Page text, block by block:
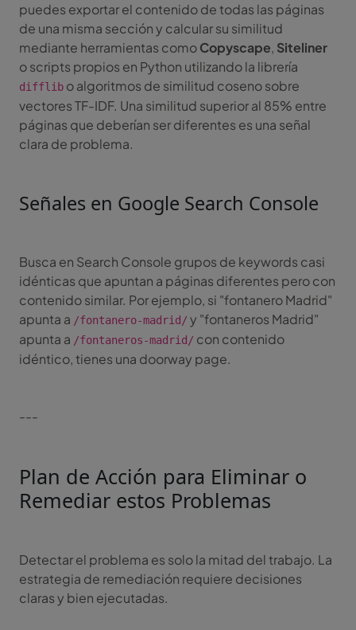
puedes exportar el contenido de todas las páginas
de una misma sección y calcular su similitud
mediante herramientas comoCopyscape, Siteliner
o scripts propios en Python utilizando la librería
difflib o algoritmos de similitud coseno sobre
vectores TF-IDF. Una similitud superior al 85% entre
páginas que deberían ser diferentes es una señal
clara de problema.
Señales en Google Search Console
Busca en Search Console grupos de keywords casi
idénticas que apuntan a páginas diferentes pero con
contenido similar. Por ejemplo, si "fontanero Madrid"
apunta a /fontanero-madrid/ y "fontaneros Madrid"
apunta a /fontaneros-madrid/ con contenido
idéntico, tienes una doorway page.
---
Plan de Acción para Eliminar o
Remediar estos Problemas
Detectar el problema es solo la mitad del trabajo. La
estrategia de remediación requiere decisiones
claras y bien ejecutadas.